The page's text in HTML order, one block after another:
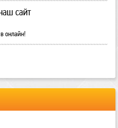
сайт
онлайн!